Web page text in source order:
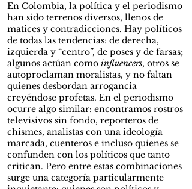
En Colombia, la política y el periodismo
han sido terrenos diversos, llenos de
matices y contradicciones. Hay políticos
de todas las tendencias: de derecha,
izquierda y “centro”, de poses y de farsas;
algunos actúan como influencers, otros se
autoproclaman moralistas, y no faltan
quienes desbordan arrogancia
creyéndose profetas. En el periodismo
ocurre algo similar: encontramos rostros
televisivos sin fondo, reporteros de
chismes, analistas con una ideología
marcada, cuenteros e incluso quienes se
confunden con los políticos que tanto
critican. Pero entre estas combinaciones
surge una categoría particularmente